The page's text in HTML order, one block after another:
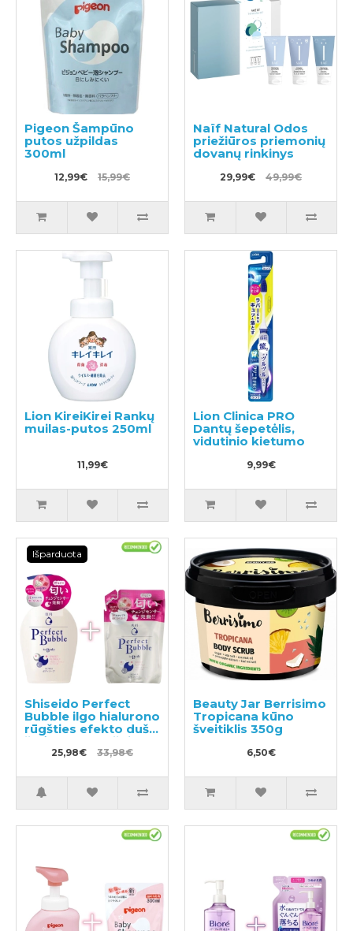
Pigeon Šampūno
putos užpildas
300ml
12,99€ 15,99€
Naïf Natural Odos
priežiūros priemonių
dovanų rinkinys
29,99€ 49,99€
Lion KireiKirei Rankų
muilas-putos 250ml
11,99€
Lion Clinica PRO
Dantų šepetėlis,
vidutinio kietumo
9,99€
Išparduota
Shiseido Perfect
Bubble ilgo hialurono
rūgšties efekto dušo
želė 500ml + užpildas
350ml25,98€ 33,98€
Beauty Jar Berrisimo
Tropicana kūno
šveitiklis 350g
6,50€